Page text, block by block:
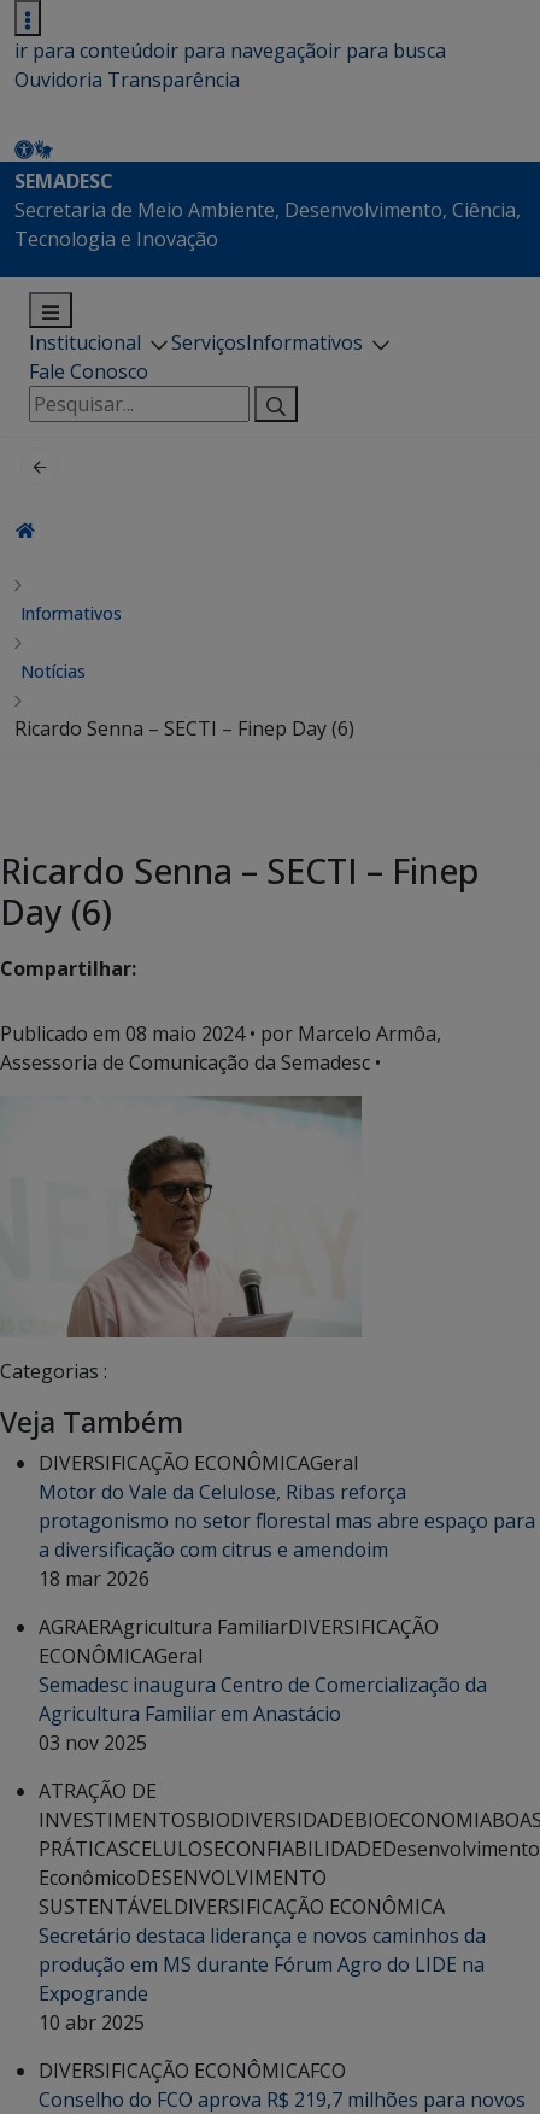
ir para conteúdoir para navegaçãoir para busca
Ouvidoria Transparência
SEMADESC
Secretaria de Meio Ambiente, Desenvolvimento, Ciência,
Tecnologia e Inovação
Institucional ServiçosInformativos
Fale Conosco
Pesquisar
por:
Informativos
Notícias
Ricardo Senna – SECTI – Finep Day (6)
Ricardo Senna – SECTI – Finep
Day (6)
Compartilhar:
Publicado em 08 maio 2024• por Marcelo Armôa,
Assessoria de Comunicação da Semadesc •
Categorias :
Veja Também
DIVERSIFICAÇÃO ECONÔMICAGeral
Motor do Vale da Celulose, Ribas reforça
protagonismo no setor florestal mas abre espaço para
a diversificação com citrus e amendoim
18 mar 2026
AGRAERAgricultura FamiliarDIVERSIFICAÇÃO
ECONÔMICAGeral
Semadesc inaugura Centro de Comercialização da
Agricultura Familiar em Anastácio
03 nov 2025
ATRAÇÃO DE
INVESTIMENTOSBIODIVERSIDADEBIOECONOMIA
PRÁTICASCELULOSECONFIABILIDADEDesenvolvimento
EconômicoDESENVOLVIMENTO
SUSTENTÁVELDIVERSIFICAÇÃO ECONÔMICA
Secretário destaca liderança e novos caminhos da
produção em MS durante Fórum Agro do LIDE na
Expogrande
10 abr 2025
DIVERSIFICAÇÃO ECONÔMICAFCO
Conselho do FCO aprova R$ 219,7 milhões para novos